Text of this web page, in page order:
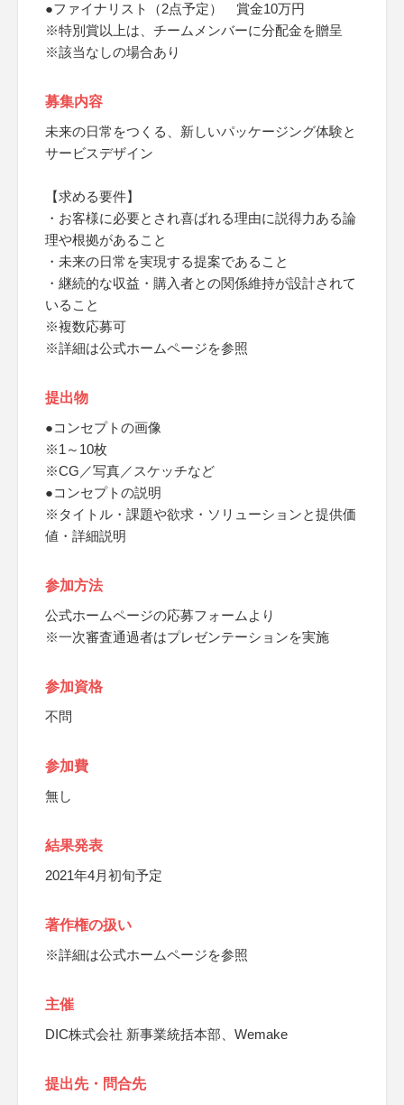
●ファイナリスト（2点予定） 賞金10万円
※特別賞以上は、チームメンバーに分配金を贈呈
※該当なしの場合あり
募集内容
未来の日常をつくる、新しいパッケージング体験と
サービスデザイン
【求める要件】
・お客様に必要とされ喜ばれる理由に説得力ある論
理や根拠があること
・未来の日常を実現する提案であること
・継続的な収益・購入者との関係維持が設計されて
いること
※複数応募可
※詳細は公式ホームページを参照
提出物
●コンセプトの画像
※1～10枚
※CG／写真／スケッチなど
●コンセプトの説明
※タイトル・課題や欲求・ソリューションと提供価
値・詳細説明
参加方法
公式ホームページの応募フォームより
※一次審査通過者はプレゼンテーションを実施
参加資格
不問
参加費
無し
結果発表
2021年4月初旬予定
著作権の扱い
※詳細は公式ホームページを参照
主催
DIC株式会社 新事業統括本部、Wemake
提出先・問合先